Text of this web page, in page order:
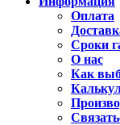
Оплата
Сроки
О нас
Как